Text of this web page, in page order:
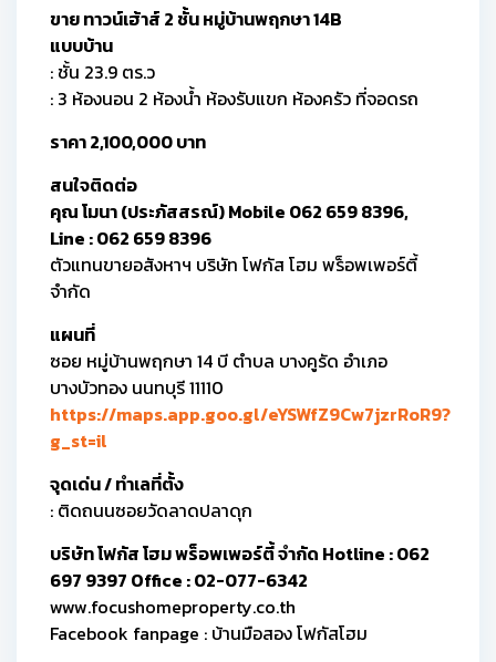
ขาย ทาวน์เฮ้าส์ 2 ชั้น หมู่บ้านพฤกษา 14B
แบบบ้าน
: ชั้น 23.9 ตร.ว
: 3 ห้องนอน 2 ห้องน้ำ ห้องรับแขก ห้องครัว ที่จอดรถ
ราคา 2,100,000 บาท
สนใจติดต่อ
คุณ โมนา (ประภัสสรณ์) Mobile 062 659 8396,
Line : 062 659 8396
ตัวแทนขายอสังหาฯ บริษัท โฟกัส โฮม พร็อพเพอร์ตี้
จำกัด
แผนที่
ซอย หมู่บ้านพฤกษา 14 บี ตำบล บางคูรัด อำเภอ
บางบัวทอง นนทบุรี 11110
https://maps.app.goo.gl/eYSWfZ9Cw7jzrRoR9?
g_st=il
จุดเด่น / ทำเลที่ตั้ง
: ติดถนนซอยวัดลาดปลาดุก
บริษัท โฟกัส โฮม พร็อพเพอร์ตี้ จำกัด Hotline : 062
697 9397 Office : 02-077-6342
www.focushomeproperty.co.th
Facebook fanpage : บ้านมือสอง โฟกัสโฮม